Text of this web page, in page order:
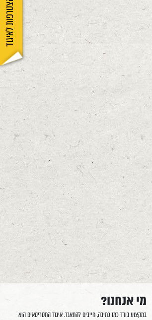
הצטרפות לאיגוד
מי אנחנו?
במקצוע בודד כמו כתיבה, חייבים להתאגד. איגוד התסריטאים הוא